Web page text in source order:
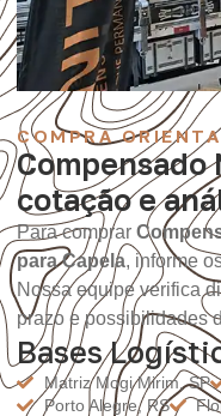
COMPRA
Compensado
cotação e
Para comprar
para Capela, informe
Nossa equipe verifica
prazo e possibilidades
Bases
Matriz Mogi Mirim, SP
Porto Alegre, RS